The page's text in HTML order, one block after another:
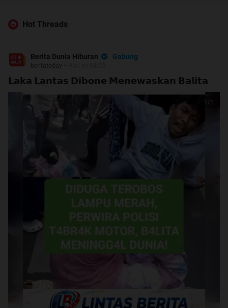
Hot Threads
Berita Dunia Hiburan Gabung
beritatoday •
𝗟𝗮𝗸𝗮 𝗟𝗮𝗻𝘁𝗮𝘀 𝗗𝗶𝗯𝗼𝗻𝗲 𝗠𝗲𝗻𝗲𝘄𝗮𝘀𝗸𝗮𝗻 𝗕𝗮𝗹𝗶𝘁𝗮
1 /1